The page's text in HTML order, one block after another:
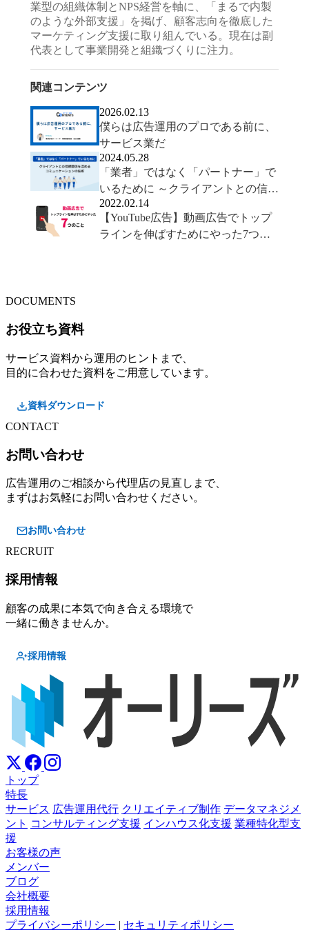
業型の組織体制とNPS経営を軸に、「まるで内製
のような外部支援」を掲げ、顧客志向を徹底した
マーケティング支援に取り組んでいる。現在は副
代表として事業開発と組織づくりに注力。
関連コンテンツ
2026.02.13
僕らは広告運用のプロである前に、
サービス業だ
2024.05.28
「業者」ではなく「パートナー」で
いるために ～クライアントとの信頼
関係を深めるコミュニケーションの
技術～
2022.02.14
【YouTube広告】動画広告でトップ
ラインを伸ばすためにやった7つの
DOCUMENTS
お役立ち資料
サービス資料から運用のヒントまで、
目的に合わせた資料をご用意しています。
資料ダウンロード
CONTACT
お問い合わせ
広告運用のご相談から代理店の見直しまで、
まずはお気軽にお問い合わせください。
お問い合わせ
RECRUIT
採用情報
顧客の成果に本気で向き合える環境で
一緒に働きませんか。
採用情報
トップ
特長
サービス 広告運用代行 クリエイティブ制作 データマネジメ
ント コンサルティング支援 インハウス化支援 業種特化型支
援
お客様の声
メンバー
ブログ
会社概要
採用情報
プライバシーポリシー | セキュリティポリシー